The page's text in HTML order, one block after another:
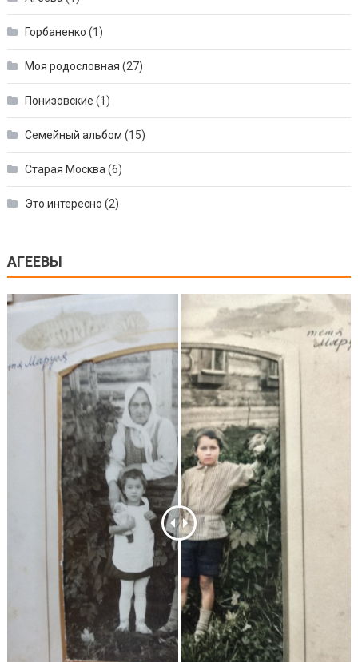
Горбаненко (1)
Моя родословная (27)
Понизовские (1)
Семейный альбом (15)
Старая Москва (6)
Это интересно (2)
АГЕЕВЫ